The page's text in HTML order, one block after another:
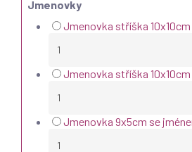
Jmenovky
Jmenovka stříška
Jmenovka stříška
Jmenovka 9x5cm se